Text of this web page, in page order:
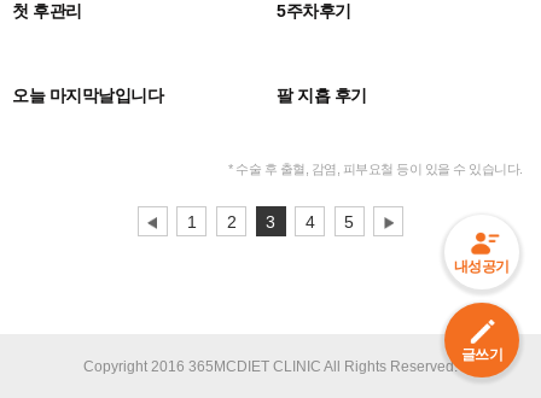
내성공기
글쓰기
첫 후관리
오늘 마지막날입니다
5주차후기
팔 지흡 후기
* 수술 후 출혈, 감염, 피부요철 등이 있을 수 있습니다.
1 2 3 4 5
Copyright 2016 365MCDIET CLINIC All Rights Reserved.